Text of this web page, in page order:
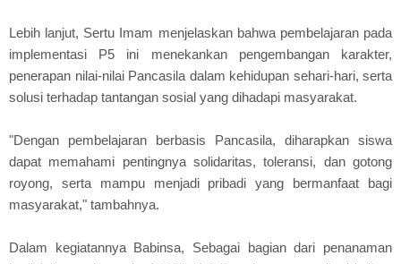
Lebih lanjut, Sertu Imam menjelaskan bahwa pembelajaran pada
implementasi P5 ini menekankan pengembangan karakter,
penerapan nilai-nilai Pancasila dalam kehidupan sehari-hari, serta
solusi terhadap tantangan sosial yang dihadapi masyarakat.
"Dengan pembelajaran berbasis Pancasila, diharapkan siswa
dapat memahami pentingnya solidaritas, toleransi, dan gotong
royong, serta mampu menjadi pribadi yang bermanfaat bagi
masyarakat," tambahnya.
Dalam kegiatannya Babinsa, Sebagai bagian dari penanaman